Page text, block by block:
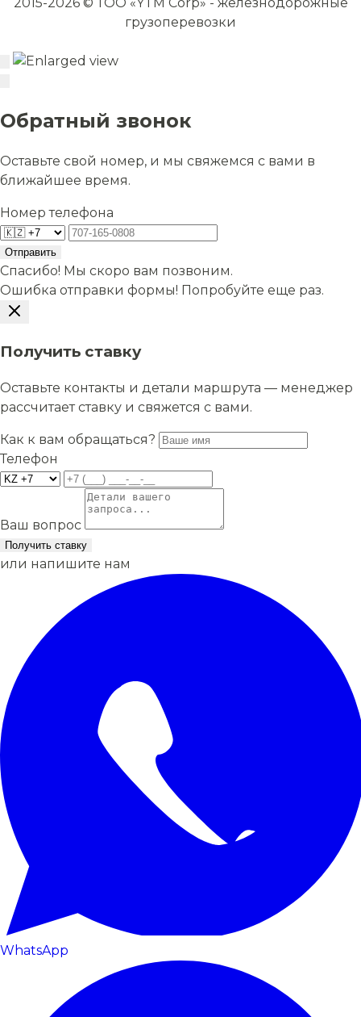
грузоперевозки
Обратный звонок
Оставьте свой номер, и мы свяжемся с вами в
ближайшее время.
Номер телефона
Отправить
Спасибо! Мы скоро вам позвоним.
Ошибка отправки формы! Попробуйте еще раз.
Получить ставку
Оставьте контакты и детали маршрута — менеджер
рассчитает ставку и свяжется с вами.
Как к вам обращаться?
Телефон
Ваш вопрос
Получить ставку
или напишите нам
WhatsApp